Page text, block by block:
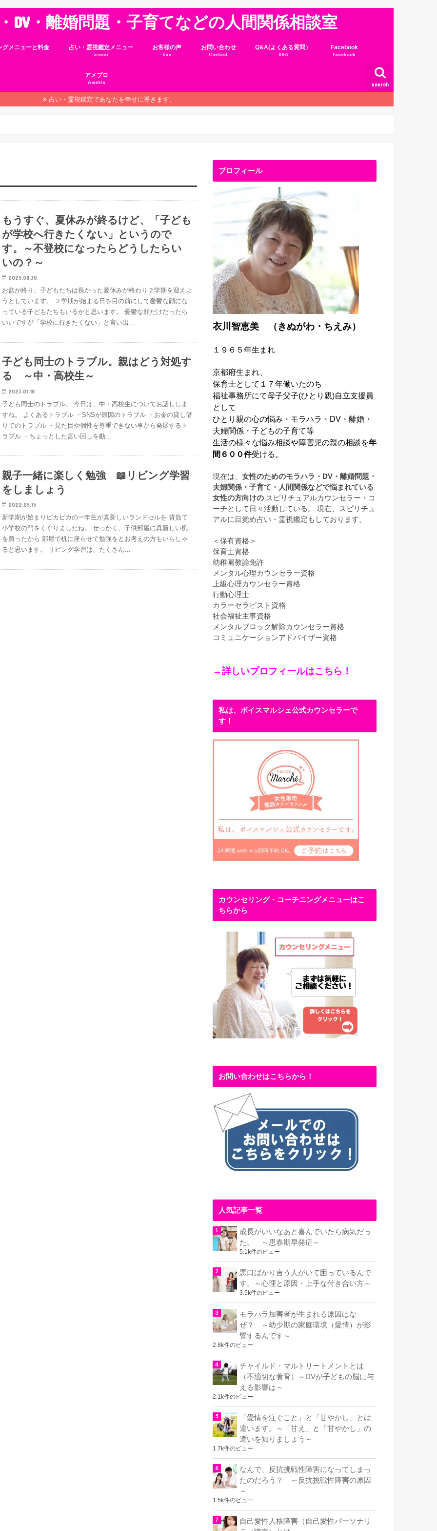
DV・離婚問題・子育てなどの人間関係相談室
search
グメニューと料金 占い・霊視鑑定メニュー
uranai
お客様の声
koe
お問い合わせ
Contact
Q&A(よくある質問）
Q&A
Facebook
Facebook
アメブロ
Ameblo
占い・霊視鑑定であなたを幸せに導きます。
もうすぐ、夏休みが終るけど、「子ども
が学校へ行きたくない」というので
す。～不登校になったらどうしたらい
いの？～
2025.08.30
お盆が終り、子どもたちは長かった夏休みが終わり２学期を迎えよ
うとしています。 ２学期が始まる日を目の前にして憂鬱な顔にな
っている子どもたちもいるかと思います。 憂鬱な顔だけだったら
いいですが「学校に行きたくない」と言い出…
子ども同士のトラブル。親はどう対処す
る ～中・高校生～
2023.01.18
子ども同士のトラブル。 今日は、中・高校生についてお話ししま
すね。 よくあるトラブル ・SNSが原因のトラブル ・お金の貸し借
りでのトラブル ・見た目や個性を尊重できない事から発展するト
ラブル ・ちょっとした言い回しを勘…
親子一緒に楽しく勉強 📖リビング学習
をしましょう
2022.05.15
新学期が始まりピカピカの一年生が真新しいランドセルを 背負て
小学校の門をくぐりましたね。 せっかく、子供部屋に真新しい机
を買ったから 部屋で机に座らせて勉強をとお考えの方もいらしゃ
ると思います。 リビング学習は、たくさん…
プロフィール
衣川智恵美 （きぬがわ・ちえみ）
１９６５年生まれ
京都府生まれ、
保育士として１７年働いたのち
福祉事務所にて母子父子(ひとり親)自立支援員
として
ひとり親の心の悩み・モラハラ・DV・離婚・
夫婦関係・子どもの子育て等
生活の様々な悩み相談や障害児の親の相談を年
間６００件受ける。
現在は、 女性のためのモラハラ・DV・離婚問題・
夫婦関係・子育て・人間関係などで悩まれている
女性の方向けの スピリチュアルカウンセラー・コ
ーチとして日々活動している。 現在、スピリチュ
アルに目覚め占い・霊視鑑定もしております。
＜保有資格＞
保育士資格
幼稚園教諭免許
メンタル心理カウンセラー資格
上級心理カウンセラー資格
行動心理士
カラーセラピスト資格
社会福祉主事資格
メンタルブロック解除カウンセラー資格
コミュニケーションアドバイザー資格
→詳しいプロフィールはこちら！
私は、ボイスマルシェ公式カウンセラーで
す！
カウンセリング・コーチニングメニューはこ
ちらから
お問い合わせはこちらから！
人気記事一覧
成長がいいなあと喜んでいたら病気だっ
た。 ～思春期早発症～
5.1k件のビュー
悪口ばかり言う人がいて困っているんで
す。～心理と原因・上手な付き合い方～
3.5k件のビュー
モラハラ加害者が生まれる原因はな
ぜ？ ～幼少期の家庭環境（愛情）が影
響するんです～
2.8k件のビュー
チャイルド・マルトリートメントとは
（不適切な養育）～DVが子どもの脳に与
える影響は～
2.1k件のビュー
「愛情を注ぐこと」と「甘やかし」とは
違います。～「甘え」と「甘やかし」の
違いを知りましょう～
1.7k件のビュー
なんで、反抗挑戦性障害になってしまっ
たのだろう？ ～反抗挑戦性障害の原因
～
1.5k件のビュー
自己愛性人格障害（自己愛性パーソナリ